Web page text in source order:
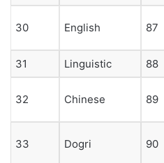
30 English 87
31 Linguistic 88
32 Chinese 89
33 Dogri 90